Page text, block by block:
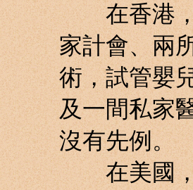
在香港，
家計會、兩
術，試管嬰
及一間私家
沒有先例。
在美國，